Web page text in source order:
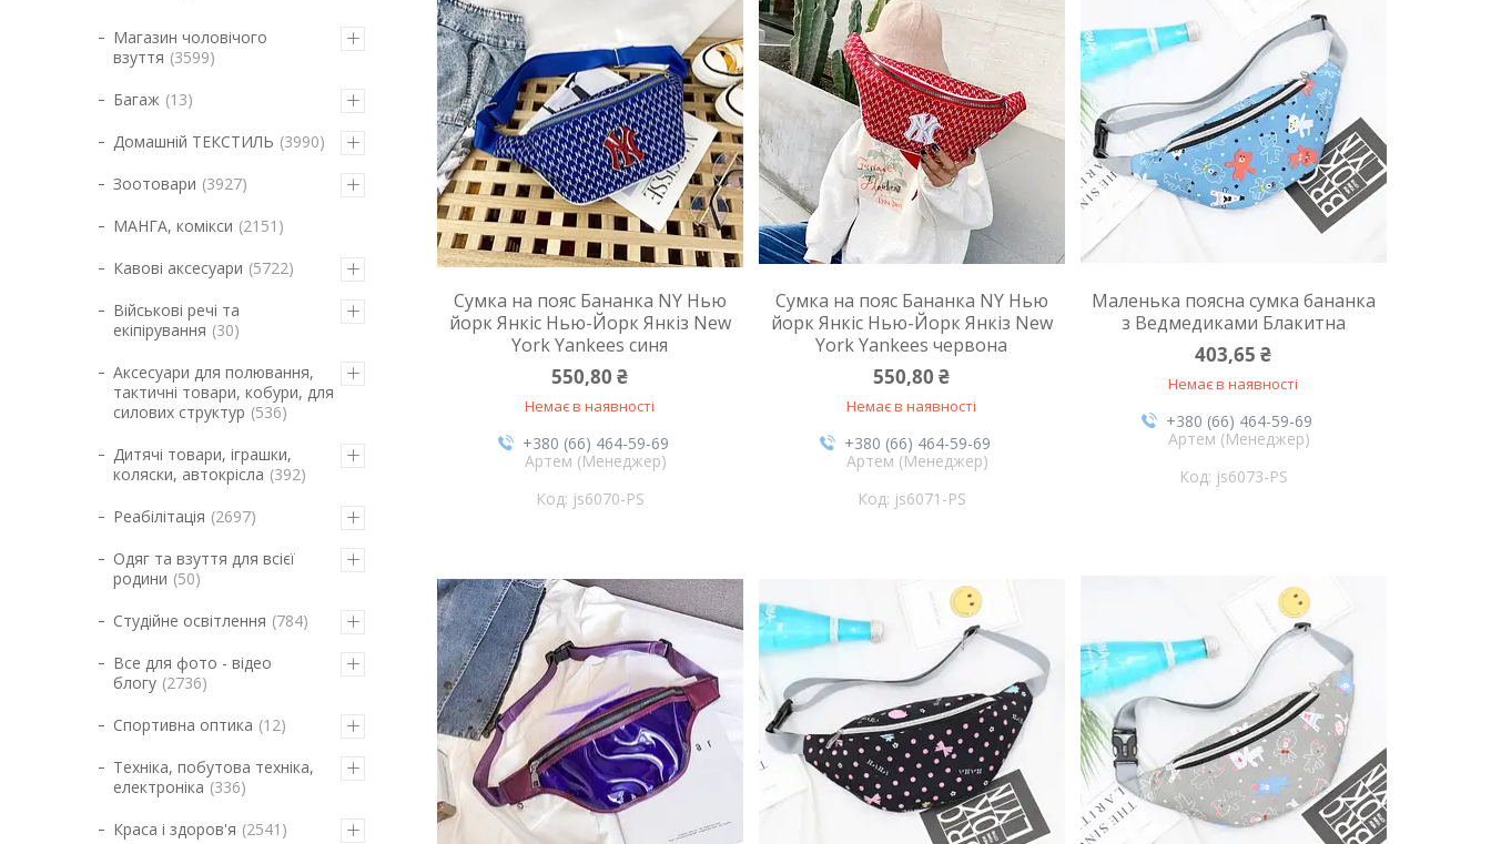
Сумка на пояс Бананка NY Нью
йорк Янкіс Нью-Йорк Янкіз New
York Yankees синя
550,80 ₴
Немає в наявності
+380 (66) 464-59-69
Артем (Менеджер)
js6070-PS
Сумка на пояс Бананка NY Нью
йорк Янкіс Нью-Йорк Янкіз New
York Yankees червона
550,80 ₴
Немає в наявності
+380 (66) 464-59-69
Артем (Менеджер)
js6071-PS
Маленька поясна сумка бананка
з Ведмедиками Блакитна
403,65 ₴
Немає в наявності
+380 (66) 464-59-69
Артем (Менеджер)
js6073-PS
Магазин чоловічого
взуття 3599
Багаж 13
Домашній ТЕКСТИЛЬ 3990
Зоотовари 3927
МАНГА, комікси 2151
Кавові аксесуари 5722
Військові речі та
екіпірування 30
Аксесуари для полювання,
тактичні товари, кобури, для
силових структур 536
Дитячі товари, іграшки,
коляски, автокрісла 392
Реабілітація 2697
Одяг та взуття для всієї
родини 50
Студійне освітлення 784
Все для фото - відео
блогу 2736
Спортивна оптика 12
Техніка, побутова техніка,
електроніка 336
Краса і здоров'я 2541